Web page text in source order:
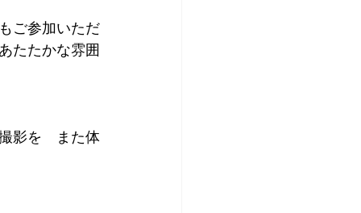
ご参加いただ
たたかな雰囲
影を　また体